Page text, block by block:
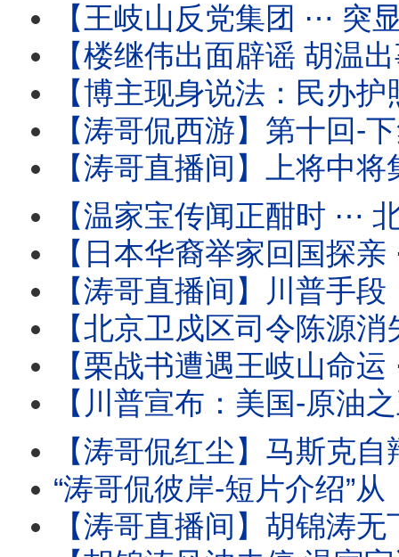
【王岐山反党集团 ⋯ 突显网路！】胡锦涛举家
【楼继伟出面辟谣 胡温出事儿传闻 ⋯ 撼动了谁？】北戴河会议
【博主现身说法：民办护照开卡！】警察开始追讨户
【涛哥侃西游】第十回-下集：二将军宫门镇鬼 唐太宗地府还魂 ⋯ 阴曹
【涛哥直播间】上将中将集体缺席建军99
【温家宝传闻正酣时 ⋯ 北戴河会议开始！】与将军
【日本华裔举家回国探亲 ⋯ 离境登机时被抓！】信不
【涛哥直播间】川普手段：再次撤回对伊朗
【北京卫戍区司令陈源消失 ⋯ 胡温传闻骤起！】受命于蔡奇 保护习
【栗战书遭遇王岐山命运 ⋯ 习近平曾庆红联手：称帝必
【川普宣布：美国-原油之王 】炸烂对手与停火等待
【涛哥侃红尘】马斯克自辩：心无怨恨 伤
“涛哥侃彼岸-短片介绍”从《本能》翘腿女神到1%生死危
【涛哥直播间】胡锦涛无下文 ⋯ 习近平钓鱼可能有多大？